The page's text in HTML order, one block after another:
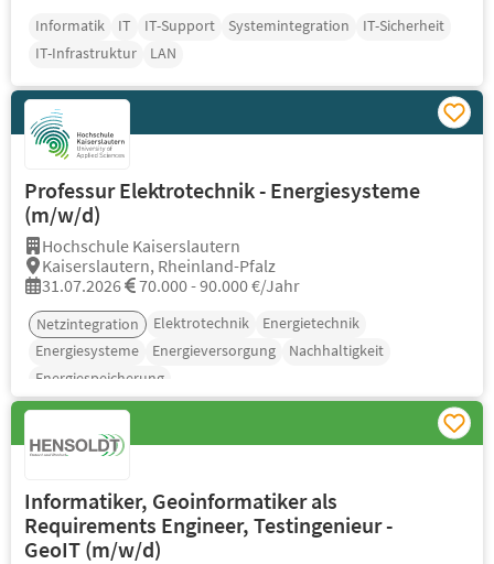
Informatik IT IT-Support Systemintegration
IT-Sicherheit
IT-Infrastruktur
LAN
Professur Elektrotechnik - Energiesysteme
(m/w/d)
Hochschule Kaiserslautern
Kaiserslautern, Rheinland-Pfalz
31.07.2026
70.000 - 90.000 €/Jahr
Netzintegration Elektrotechnik
Energietechnik
Energiesysteme
Energieversorgung
Nachhaltigkeit
Energiespeicherung
Informatiker, Geoinformatiker als
Requirements Engineer, Testingenieur -
GeoIT (m/w/d)